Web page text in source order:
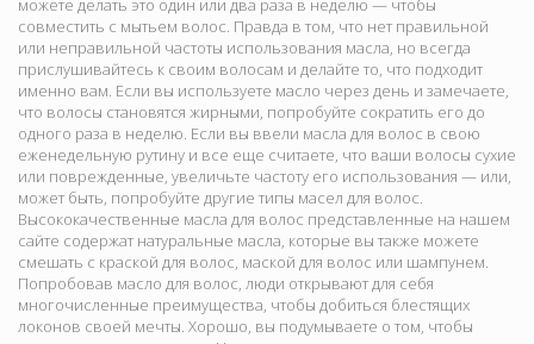
можете делать это один или два раза в неделю — чтобы
совместить с мытьем волос. Правда в том, что нет правильной
или неправильной частоты использования масла, но всегда
прислушивайтесь к своим волосам и делайте то, что подходит
именно вам. Если вы используете масло через день и замечаете,
что волосы становятся жирными, попробуйте сократить его до
одного раза в неделю. Если вы ввели масла для волос в свою
еженедельную рутину и все еще считаете, что ваши волосы сухие
или поврежденные, увеличьте частоту его использования — или,
может быть, попробуйте другие типы масел для волос.
Высококачественные масла для волос представленные на нашем
сайте содержат натуральные масла, которые вы также можете
смешать с краской для волос, маской для волос или шампунем.
Попробовав масло для волос, люди открывают для себя
многочисленные преимущества, чтобы добиться блестящих
локонов своей мечты. Хорошо, вы подумываете о том, чтобы